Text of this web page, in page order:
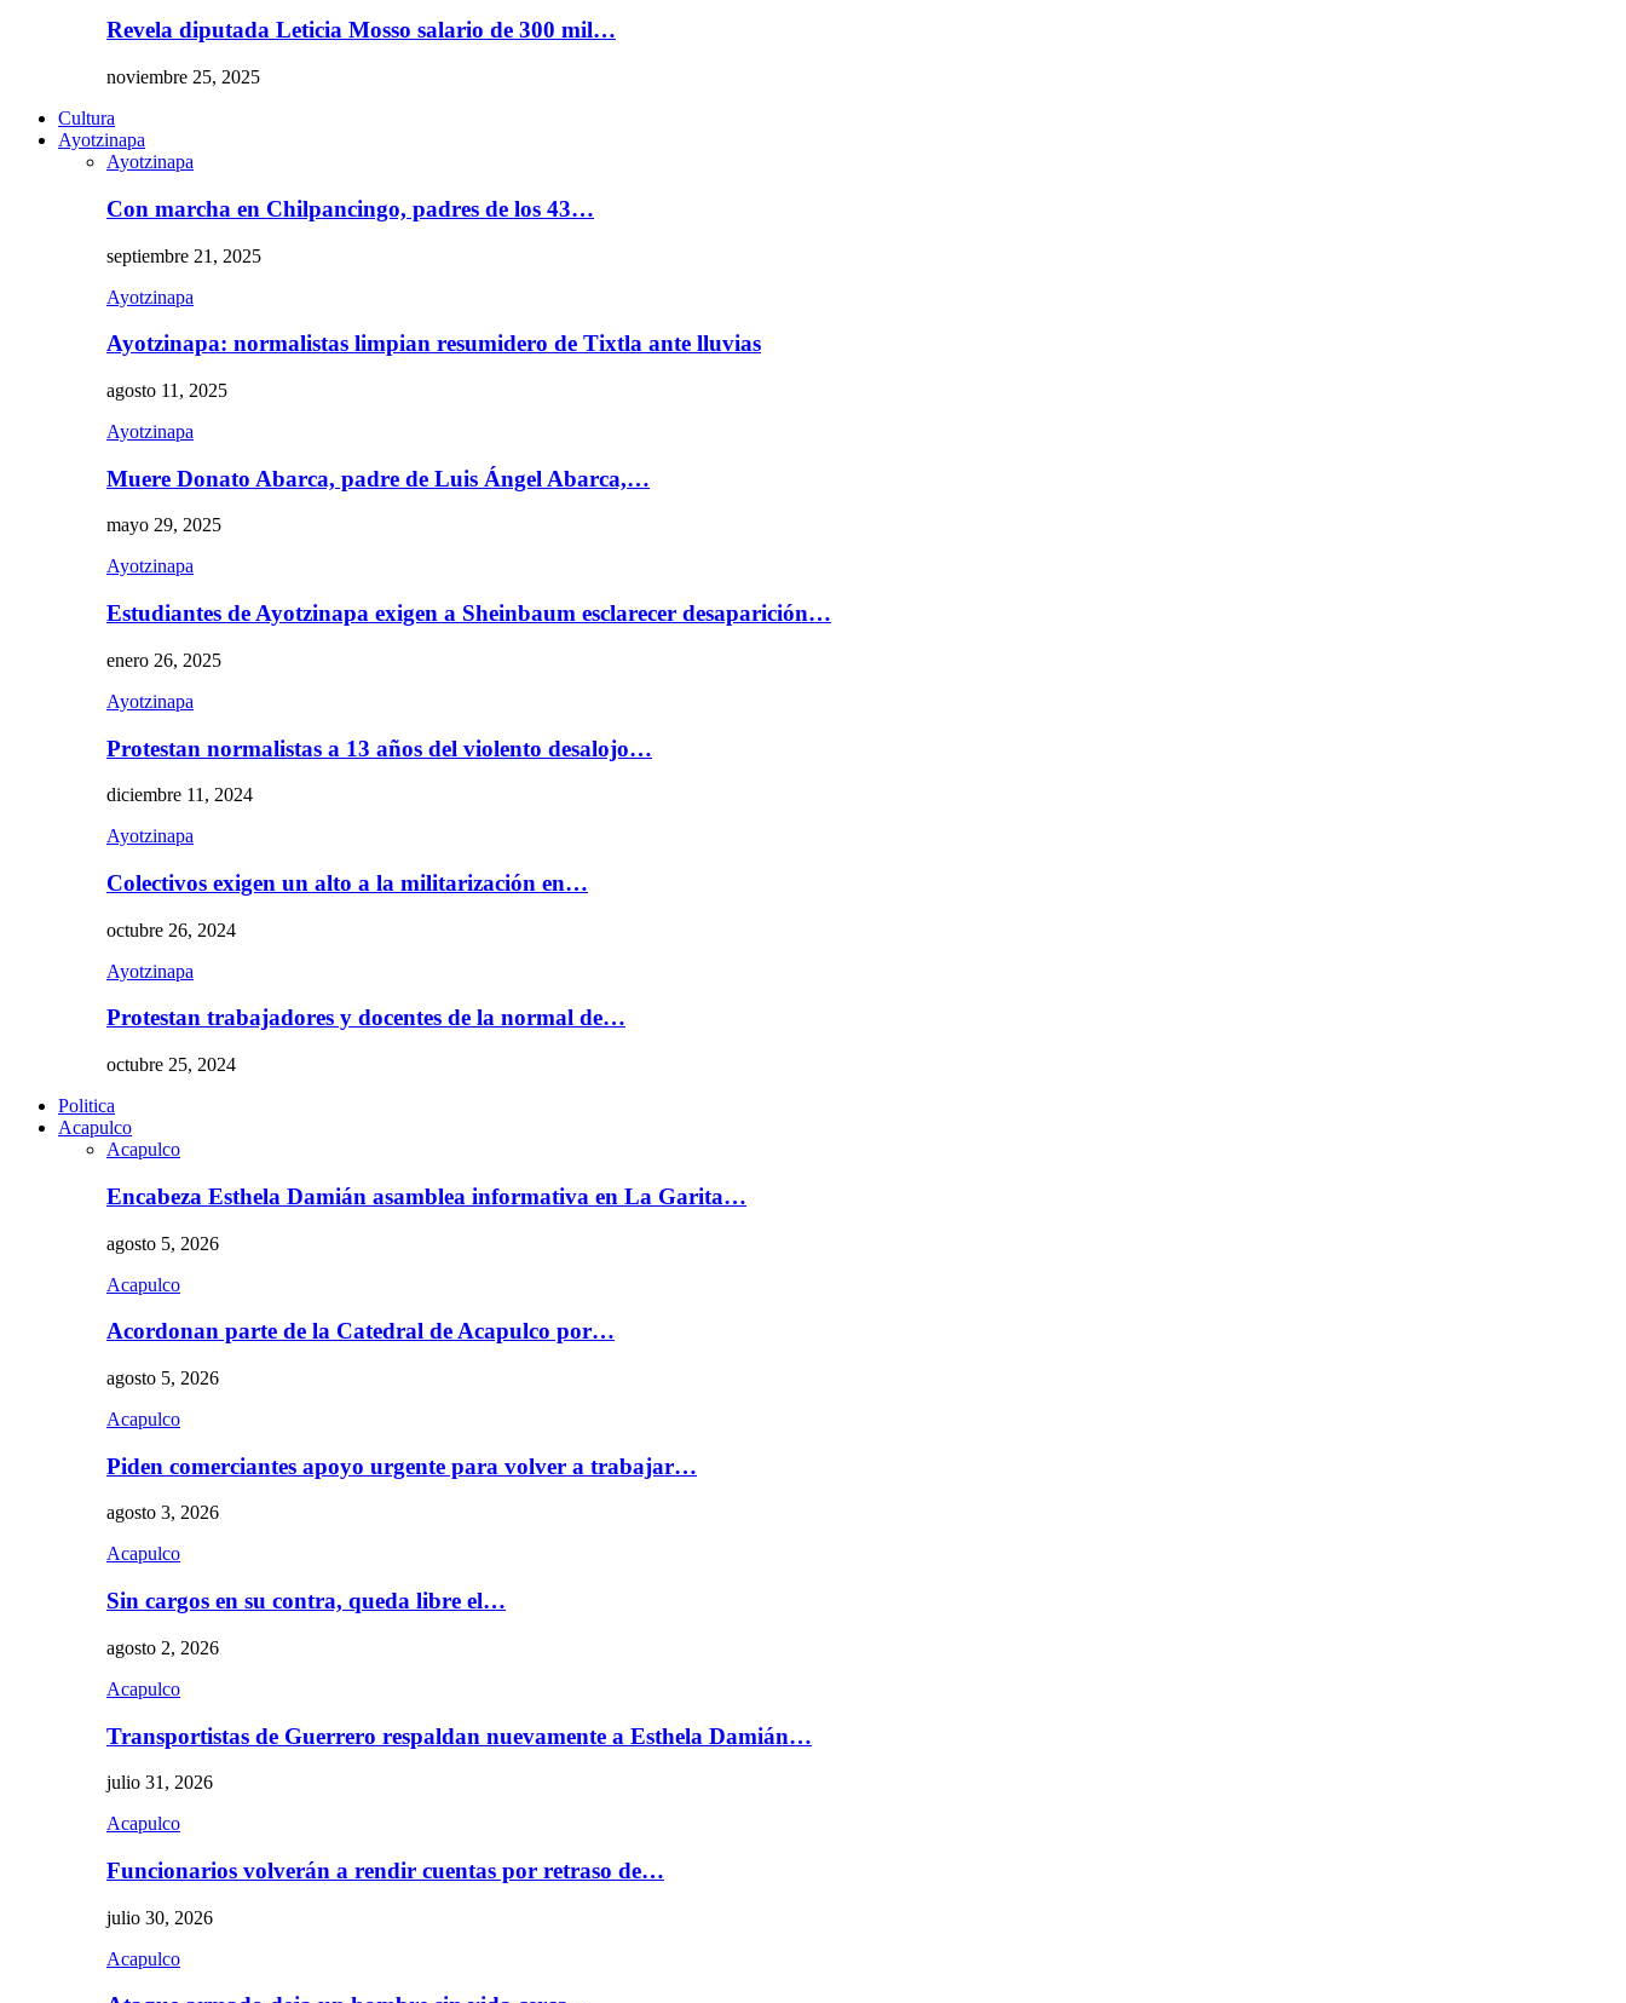
Revela diputada Leticia Mosso salario de 300 mil…
noviembre 25, 2025
Cultura
Ayotzinapa
Ayotzinapa
Con marcha en Chilpancingo, padres de los 43…
septiembre 21, 2025
Ayotzinapa
Ayotzinapa: normalistas limpian resumidero de Tixtla ante lluvias
agosto 11, 2025
Ayotzinapa
Muere Donato Abarca, padre de Luis Ángel Abarca,…
mayo 29, 2025
Ayotzinapa
Estudiantes de Ayotzinapa exigen a Sheinbaum esclarecer desaparición…
enero 26, 2025
Ayotzinapa
Protestan normalistas a 13 años del violento desalojo…
diciembre 11, 2024
Ayotzinapa
Colectivos exigen un alto a la militarización en…
octubre 26, 2024
Ayotzinapa
Protestan trabajadores y docentes de la normal de…
octubre 25, 2024
Politica
Acapulco
Acapulco
Encabeza Esthela Damián asamblea informativa en La Garita…
agosto 5, 2026
Acapulco
Acordonan parte de la Catedral de Acapulco por…
agosto 5, 2026
Acapulco
Piden comerciantes apoyo urgente para volver a trabajar…
agosto 3, 2026
Acapulco
Sin cargos en su contra, queda libre el…
agosto 2, 2026
Acapulco
Transportistas de Guerrero respaldan nuevamente a Esthela Damián…
julio 31, 2026
Acapulco
Funcionarios volverán a rendir cuentas por retraso de…
julio 30, 2026
Acapulco